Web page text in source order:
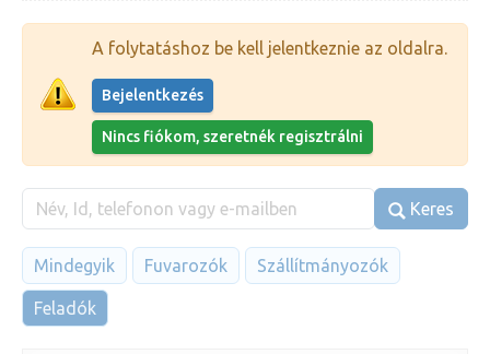
A folytatáshoz be kell jelentkeznie az oldalra.
Bejelentkezés
Nincs fiókom, szeretnék regisztrálni
Keres
Mindegyik Fuvarozók Szállítmányozók
Feladók